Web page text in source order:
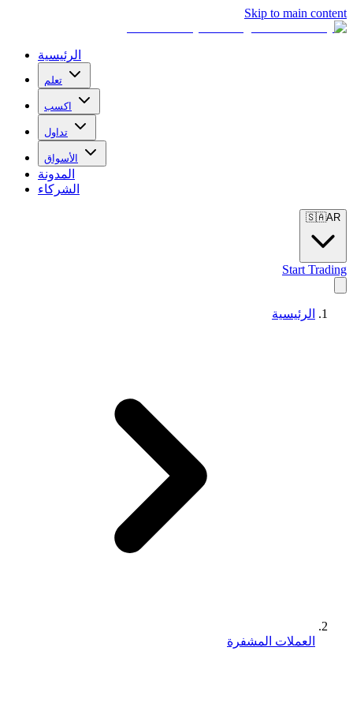
Skip to main content
الرئيسية
تعلم
اكسب
تداول
الأسواق
المدونة
الشركاء
🇸🇦AR
Start Trading
الرئيسية
العملات المشفرة